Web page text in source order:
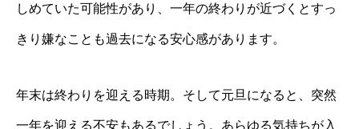
しめていた可能性があり、一年の終わりが近づくとすっ
きり嫌なことも過去になる安心感があります。
年末は終わりを迎える時期。そして元旦になると、突然
一年を迎える不安もあるでしょう。あらゆる気持ちが入